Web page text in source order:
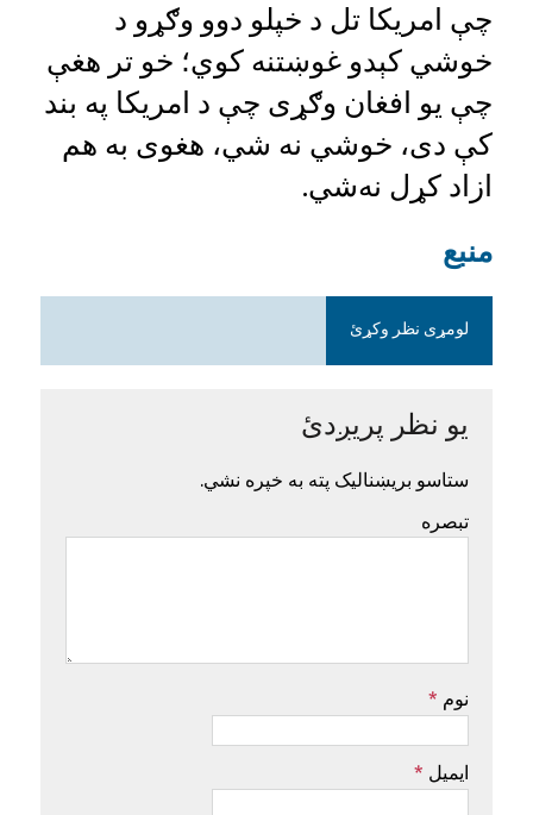
چې امریکا تل د خپلو دوو وګړو د
خوشي کېدو غوښتنه کوي؛ خو تر هغې
چې یو افغان وګړی چې د امریکا په بند
کې دی، خوشي نه شي، هغوی به هم
ازاد کړل نه‌شي.
منبع
لومړی نظر وکړئ
یو نظر پریږدئ
ستاسو بریښنالیک پته به خپره نشي.
تبصره
نوم *
ایمیل *